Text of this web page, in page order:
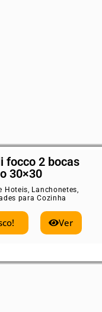
focco 2 bocas
30×30
Hoteis, Lanchonetes,
para Cozinha
Ver